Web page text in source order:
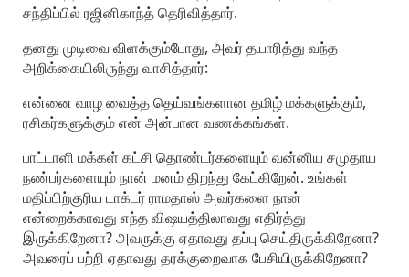
சந்திப்பில் ரஜினிகாந்த் தெரிவித்தார்.
தனது முடிவை விளக்கும்போது, அவர் தயாரித்து வந்த
அறிக்கையிலிருந்து வாசித்தார்:
என்னை வாழ வைத்த தெய்வங்களான தமிழ் மக்களுக்கும்,
ரசிகர்களுக்கும் என் அன்பான வணக்கங்கள்.
பாட்டாளி மக்கள் கட்சி தொண்டர்களையும் வன்னிய சமுதாய
நண்பர்களையும் நான் மனம் திறந்து கேட்கிறேன். உங்கள்
மதிப்பிற்குரிய டாக்டர் ராமதாஸ் அவர்களை நான்
என்றைக்காவது எந்த விஷயத்திலாவது எதிர்த்து
இருக்கிறேனா? அவருக்கு ஏதாவது தப்பு செய்திருக்கிறேனா?
அவரைப் பற்றி ஏதாவது தரக்குறைவாக பேசியிருக்கிறேனா?